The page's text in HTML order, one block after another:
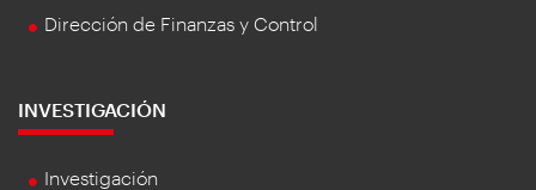
Dirección de Finanzas y Control
INVESTIGACIÓN
Investigación